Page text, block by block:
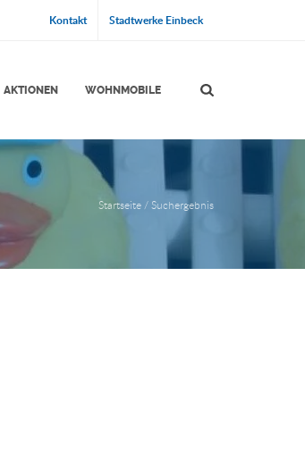
Kontakt Stadtwerke Einbeck
AKTIONEN WOHNMOBILE
Startseite Suchergebnis